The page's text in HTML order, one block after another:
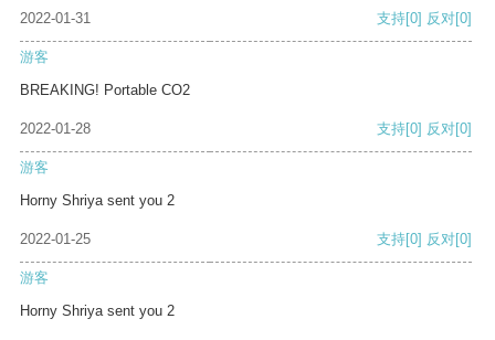
2022-01-31 支持[0] 反对[0]
游客
BREAKING! Portable CO2
2022-01-28 支持[0] 反对[0]
游客
Horny Shriya sent you 2
2022-01-25 支持[0] 反对[0]
游客
Horny Shriya sent you 2